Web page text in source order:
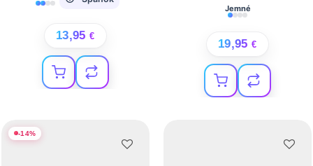
13,95 €
Jemné
19,95 €
-14%